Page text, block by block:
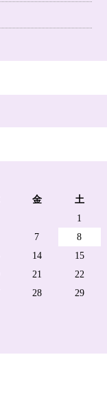
金 土
1
7
8
14
15
21
22
28
29